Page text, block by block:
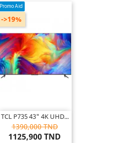
Promo Aid
TCL P735 43" 4K UHD...
1390,000 TND
1125,900 TND
->19%